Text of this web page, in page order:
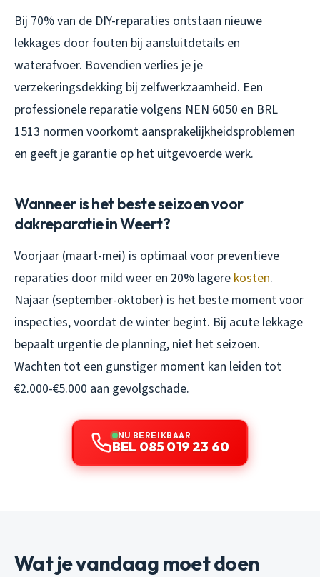
Bij 70% van de DIY-reparaties ontstaan nieuwe
lekkages door fouten bij aansluitdetails en
waterafvoer. Bovendien verlies je je
verzekeringsdekking bij zelfwerkzaamheid. Een
professionele reparatie volgens NEN 6050 en BRL
1513 normen voorkomt aansprakelijkheidsproblemen
en geeft je garantie op het uitgevoerde werk.
Wanneer is het beste seizoen voor
dakreparatie in Weert?
Voorjaar (maart-mei) is optimaal voor preventieve
reparaties door mild weer en 20% lagere kosten.
Najaar (september-oktober) is het beste moment voor
inspecties, voordat de winter begint. Bij acute lekkage
bepaalt urgentie de planning, niet het seizoen.
Wachten tot een gunstiger moment kan leiden tot
€2.000-€5.000 aan gevolgschade.
NU BEREIKBAAR
BEL 085 019 23 60
Wat je vandaag moet doen